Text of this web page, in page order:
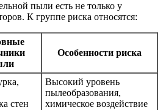
пыли есть не только у
К группе риска относятся:
Особенности риска
стен
Высокий уровень
пылеобразования,
химическое воздействие